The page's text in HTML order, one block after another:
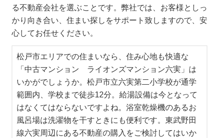
る不動産会社を選ぶことです。弊社では、お客様としっ
かり向き合い、住まい探しをサポート致しますので、安
心してお任せください。
松戸市エリアでの住まいなら、住み心地も快適な
「中古マンション ライオンズマンション六実」は
いかがでしょうか。松戸市立六実第二小学校が通学
範囲内、学校まで徒歩12分。給湯設備は今となって
はなくてはならないですよね。浴室乾燥機のあるお
風呂場は洗濯物を干すときにも便利です。東武野田
線六実周辺にある不動産の購入をご検討してはいか